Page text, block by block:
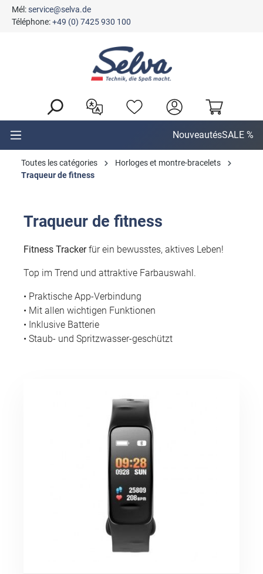
principal
Mél:service@selva.de
Téléphone:+49 (0) 7425 930 100
NouveautésSALE %
Toutes les catégories
Horloges et montre-bracelets
Traqueur de fitness
Traqueur de fitness
Fitness Trackerfür ein bewusstes, aktives Leben!
Top im Trend und attraktive Farbauswahl.
• Praktische App-Verbindung
• Mit allen wichtigen Funktionen
• Inklusive Batterie
• Staub- und Spritzwasser-geschützt